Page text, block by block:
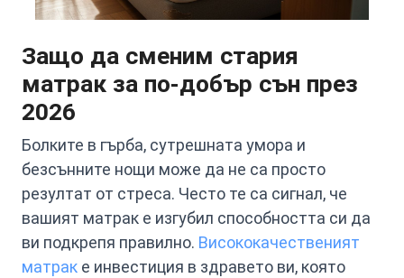
Защо да сменим стария
матрак за по-добър сън през
2026
Болките в гърба, сутрешната умора и
безсънните нощи може да не са просто
резултат от стреса. Често те са сигнал, че
вашият матрак е изгубил способността си да
ви подкрепя правилно. Висококачественият
матрак е инвестиция в здравето ви, която